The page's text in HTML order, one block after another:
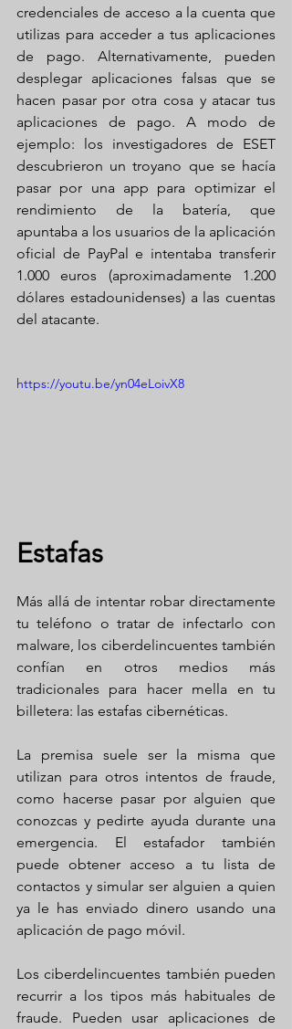
credenciales de acceso a la cuenta que
utilizas para acceder a tus aplicaciones
de pago. Alternativamente, pueden
desplegar aplicaciones falsas que se
hacen pasar por otra cosa y atacar tus
aplicaciones de pago. A modo de
ejemplo: los investigadores de ESET
descubrieron un troyano que se hacía
pasar por una app para optimizar el
rendimiento de la batería, que
apuntaba a los usuarios de la aplicación
oficial de PayPal e intentaba transferir
1.000 euros (aproximadamente 1.200
dólares estadounidenses) a las cuentas
del atacante.
https://youtu.be/yn04eLoivX8
Estafas
Más allá de intentar robar directamente
tu teléfono o tratar de infectarlo con
malware, los ciberdelincuentes también
confían en otros medios más
tradicionales para hacer mella en tu
billetera: las estafas cibernéticas.
La premisa suele ser la misma que
utilizan para otros intentos de fraude,
como hacerse pasar por alguien que
conozcas y pedirte ayuda durante una
emergencia. El estafador también
puede obtener acceso a tu lista de
contactos y simular ser alguien a quien
ya le has enviado dinero usando una
aplicación de pago móvil.
Los ciberdelincuentes también pueden
recurrir a los tipos más habituales de
fraude. Pueden usar aplicaciones de